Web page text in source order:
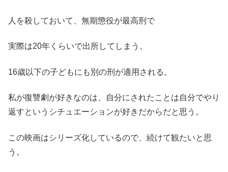
人を殺しておいて、無期懲役が最高刑で
実際は20年くらいで出所してしまう。
16歳以下の子どもにも別の刑が適用される。
私が復讐劇が好きなのは、自分にされたことは自分でやり
返すというシチュエーションが好きだからだと思う。
この映画はシリーズ化しているので、続けて観たいと思
う。